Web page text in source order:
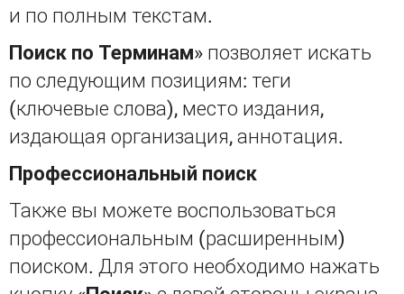
и по полным текстам.
Поиск по Терминам» позволяет искать
по следующим позициям: теги
(ключевые слова), место издания,
издающая организация, аннотация.
Профессиональный поиск
Также вы можете воспользоваться
профессиональным (расширенным)
поиском. Для этого необходимо нажать